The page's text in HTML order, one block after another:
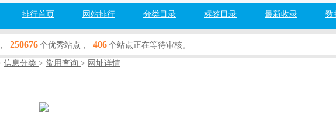
排行首页 网站排行 分类目录 标签目录 最新收录 数
250676 个优秀站点， 406 个站点正在等待审核。
信息分类 > 常用查询 > 网址详情